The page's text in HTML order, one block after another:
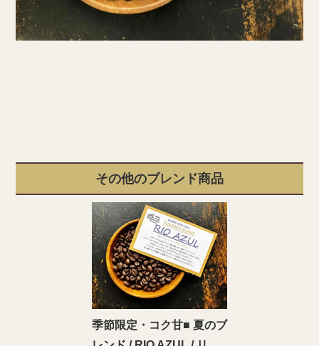
その他のブレンド商品
季節限定・コク甘■ 夏のブ